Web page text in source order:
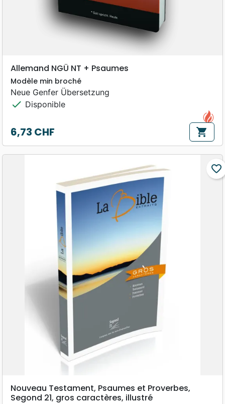
Allemand NGÜ NT + Psaumes
Modèle min broché
Neue Genfer Übersetzung
check Disponible
Prix
6,73 CHF shopping_cart
favorite_border
Nouveau Testament, Psaumes et Proverbes,
Segond 21, gros caractères, illustré